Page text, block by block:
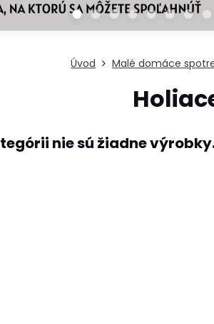
Úvod Malé domáce